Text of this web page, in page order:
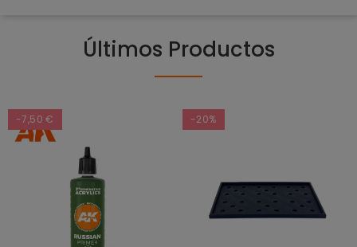
Últimos Productos
-7,50 € -20%